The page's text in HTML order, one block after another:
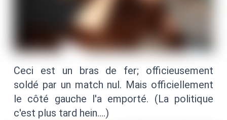
Ceci est un bras de fer; officieusement
soldé par un match nul. Mais officiellement
le côté gauche l'a emporté. (La politique
c'est plus tard hein….)